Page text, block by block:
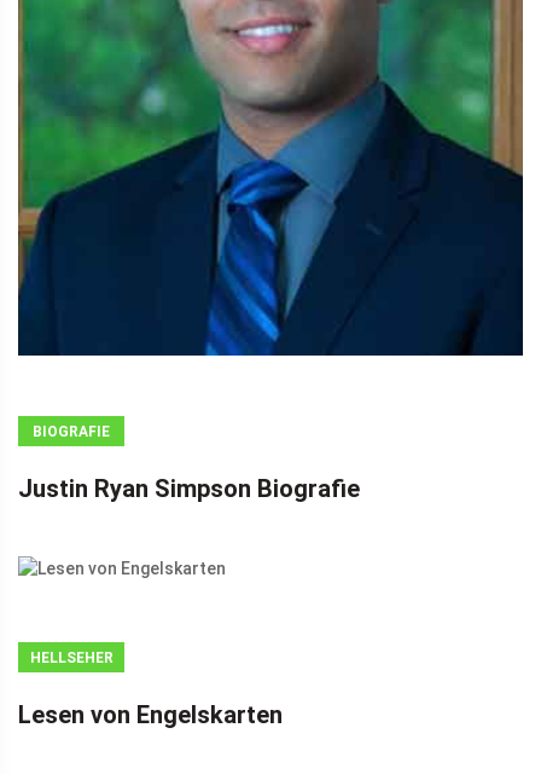
BIOGRAFIE
Justin Ryan Simpson Biografie
HELLSEHER
Lesen von Engelskarten